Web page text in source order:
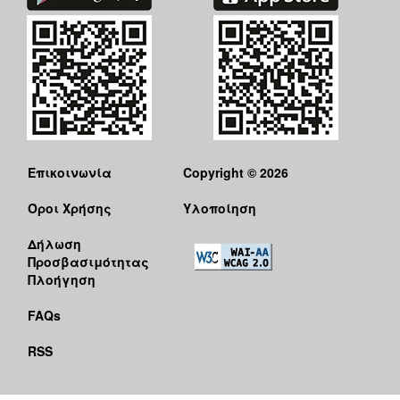
Επικοινωνία
Όροι Χρήσης
Δήλωση
Προσβασιμότητας
Πλοήγηση
FAQs
RSS
Copyright © 2026
Υλοποίηση